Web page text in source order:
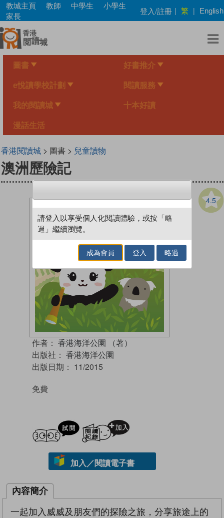
Skip
main
content
教城主頁 教師 中學生
小學生
家長
登入/註冊 | 繁 | English
圖書 好書推介
e悅讀學校計劃 閱讀服務
我的閱讀城 十本好讀
漫話生活
香港閱讀城> 圖書 > 兒童讀物
澳洲歷險記
4.5
作者： 香港海洋公園 （著）
出版社： 香港海洋公園
出版日期： 11/2015
免費
試閲
加入／閱讀電子書
內容簡介
一起加入威威及朋友們的探險之旅，分享旅途上的
請登入以享受個人化閱讀體驗，或按「略
過」繼續瀏覽。
成為會員 登入 略過